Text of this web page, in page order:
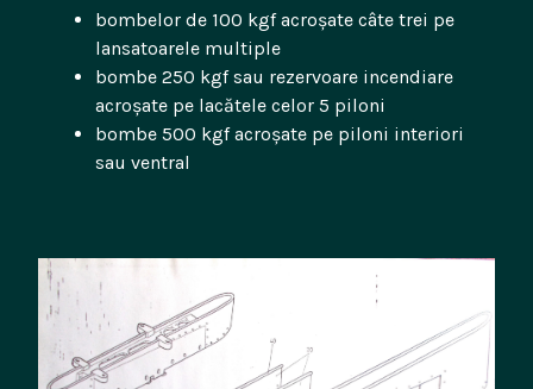
bombelor de 100 kgf acroșate câte trei pe
lansatoarele multiple
bombe 250 kgf sau rezervoare incendiare
acroșate pe lacătele celor 5 piloni
bombe 500 kgf acroșate pe piloni interiori
sau ventral